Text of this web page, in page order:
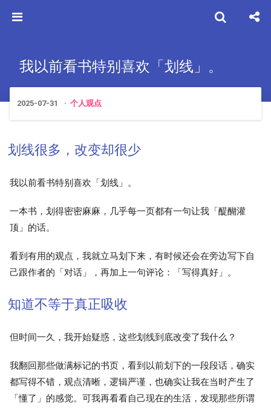
我以前看书特别喜欢「划线」。
2025-07-31 个人观点
划线很多，改变却很少
我以前看书特别喜欢「划线」。
一本书，划得密密麻麻，几乎每一页都有一句让我「醍醐灌
顶」的话。
看到有用的观点，我就立马划下来，有时候还会在旁边写下自
己跟作者的「对话」，再加上一句评论：「写得真好」。
知道不等于真正吸收
但时间一久，我开始疑惑，这些划线到底改变了我什么？
我翻回那些做满标记的书页，看到以前划下的一段段话，确实
都写得不错，观点清晰，逻辑严谨，也确实让我在当时产生了
「懂了」的感觉。可我再看看自己现在的生活，发现那些所谓